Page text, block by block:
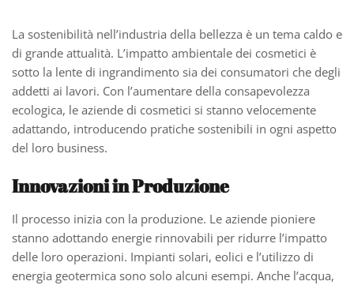
La sostenibilità nell’industria della bellezza è un tema caldo e
di grande attualità. L’impatto ambientale dei cosmetici è
sotto la lente di ingrandimento sia dei consumatori che degli
addetti ai lavori. Con l’aumentare della consapevolezza
ecologica, le aziende di cosmetici si stanno velocemente
adattando, introducendo pratiche sostenibili in ogni aspetto
del loro business.
Innovazioni in Produzione
Il processo inizia con la produzione. Le aziende pioniere
stanno adottando energie rinnovabili per ridurre l’impatto
delle loro operazioni. Impianti solari, eolici e l’utilizzo di
energia geotermica sono solo alcuni esempi. Anche l’acqua,